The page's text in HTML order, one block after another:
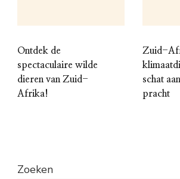
Ontdek de
spectaculaire wilde
dieren van Zuid-
Afrika!
Zuid-
schat
pracht
Zoeken